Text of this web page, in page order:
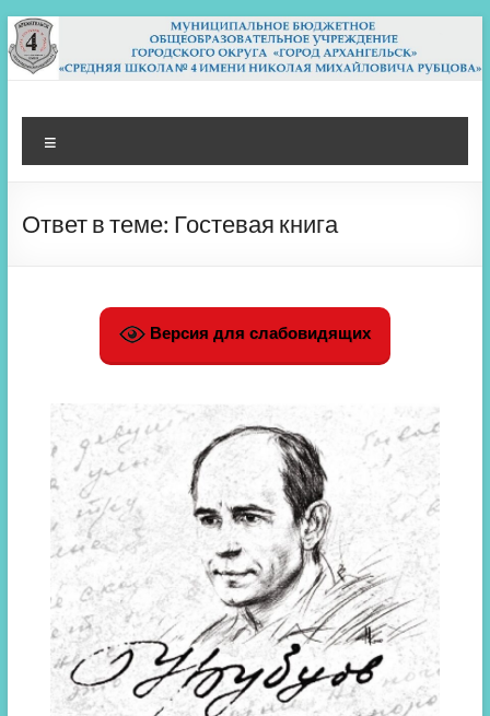
Перейти
к
содержимому
МБОУ СШ 4
Архангельск
Ответ в теме: Гостевая книга
Версия для слабовидящих